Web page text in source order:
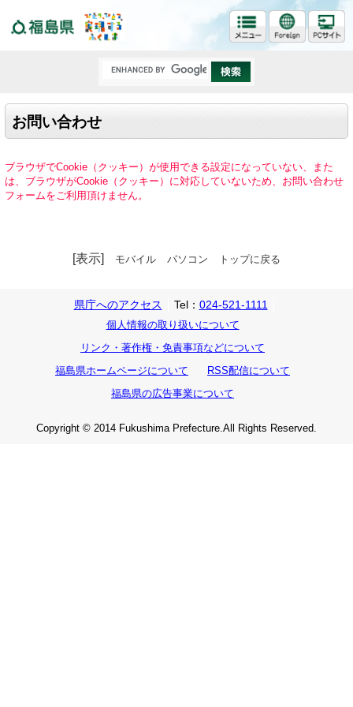
お問い合わせ
ブラウザでCookie（クッキー）が使用できる設定になっていない、また
は、ブラウザがCookie（クッキー）に対応していないため、お問い合わせ
フォームをご利用頂けません。
[表示] モバイル パソコン トップに戻る
県庁へのアクセス Tel： 024-521-1111
個人情報の取り扱いについて
リンク・著作権・免責事項などについて
福島県ホームページについて
RSS配信について
福島県の広告事業について
Copyright © 2014 Fukushima Prefecture.All Rights Reserved.